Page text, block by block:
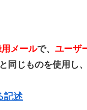
メールで、 ユーザ
同じものを使用し
記述